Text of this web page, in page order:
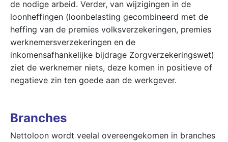
de nodige arbeid. Verder, van wijzigingen in de
loonheffingen (loonbelasting gecombineerd met de
heffing van de premies volksverzekeringen, premies
werknemersverzekeringen en de
inkomensafhankelijke bijdrage Zorgverzekeringswet)
ziet de werknemer niets, deze komen in positieve of
negatieve zin ten goede aan de werkgever.
Branches
Nettoloon wordt veelal overeengekomen in branches